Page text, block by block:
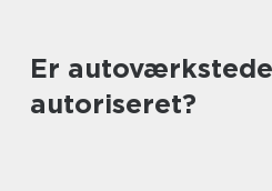
Er
autoriseret?